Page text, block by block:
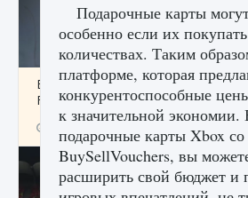
Все новые функции в режиме
FC 25
2 096
Подарочные карты
особенно если их
количествах. Таким
платформе, которая
конкурентоспособные
к значительной экономии.
подарочные карты Xbox
BuySellVouchers, вы
расширить свой бюджет и